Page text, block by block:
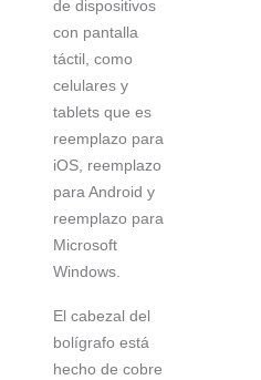
de dispositivos
con pantalla
táctil, como
celulares y
tablets que es
reemplazo para
iOS, reemplazo
para Android y
reemplazo para
Microsoft
Windows.
El cabezal del
bolígrafo está
hecho de cobre